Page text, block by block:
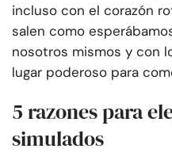
incluso con el corazón
salen como
nosotros mismos y con
lugar poderoso para
5 razones para
simulados